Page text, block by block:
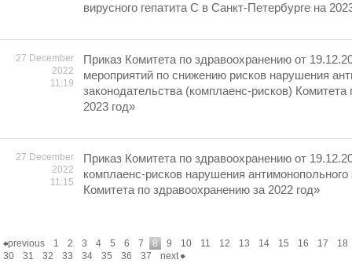
вирусного гепатита С в Санкт-Петербурге на
27 December
2022
11:19
Приказ Комитета по здравоохранению от
мероприятий по снижению рисков нарушения
законодательства (комплаенс-рисков)
2023 год»
27 December
2022
11:15
Приказ Комитета по здравоохранению от
комплаенс-рисков нарушения антимонопольного
Комитета по здравоохранению за 2022 год»
previous 1 2 3 4 5 6 7 8 9 10 11 12 13 14 15 16 17
18
30
31 32 33 34 35 36 37 next